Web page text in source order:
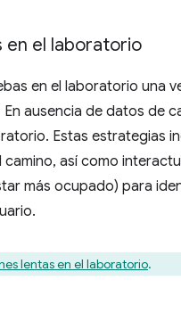
en el laboratorio
en el laboratorio una
ausencia de datos de
Estas estrategias
así como
más ocupado) para
lentas en el laboratorio.